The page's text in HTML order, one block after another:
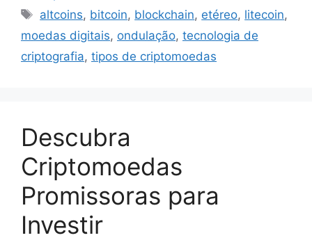
Tags
altcoins, bitcoin, blockchain, etéreo, litecoin,
moedas digitais, ondulação, tecnologia de
criptografia, tipos de criptomoedas
Descubra
Criptomoedas
Promissoras para
Investir